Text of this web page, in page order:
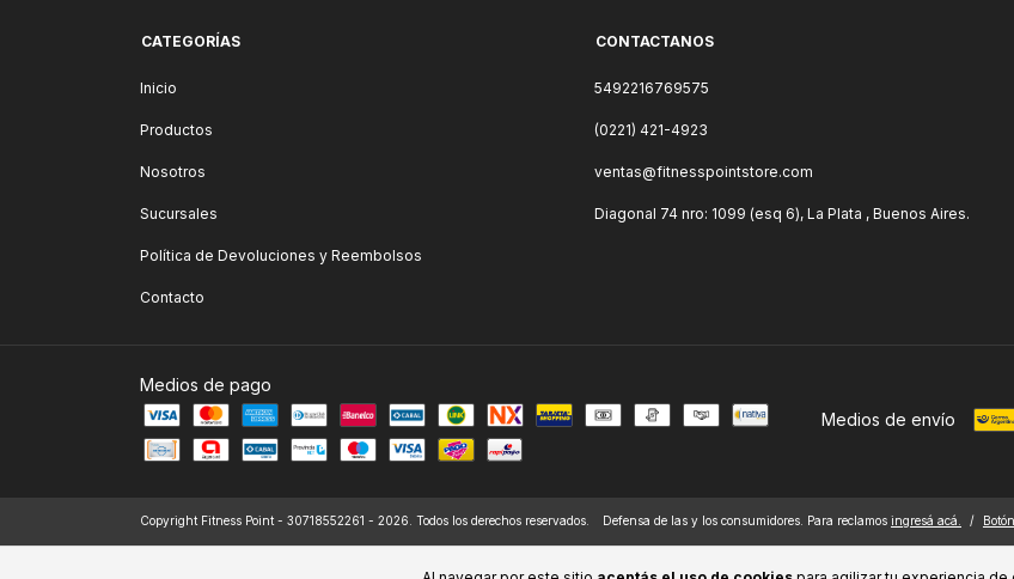
CATEGORÍAS
Inicio
Productos
Nosotros
Sucursales
Política de Devoluciones y Reembolsos
Contacto
CONTACTANOS
5492216769575
(0221) 421-4923
ventas@fitnesspointstore.com
Diagonal 74 nro: 1099 (esq 6), La Plata , Buenos Aires.
Medios de pago
Medios de envío
Copyright Fitness Point - 30718552261 - 2026. Todos los derechos reservados. Defensa de las y los consumidores. Para reclamos ingresá acá. /